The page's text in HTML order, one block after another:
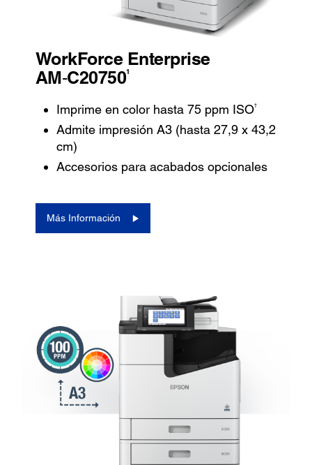
WorkForce Enterprise
AM‑C207501
Imprime en color hasta 75 ppm ISO†
Admite impresión A3 (hasta 27,9 x 43,2
cm)
Accesorios para acabados opcionales
Más Información